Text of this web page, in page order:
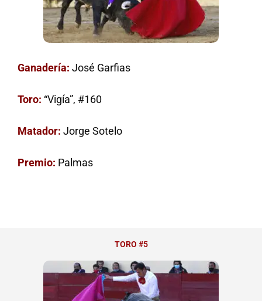
Ganadería: José Garfias
Toro: “Vigía”, #160
Matador: Jorge Sotelo
Premio: Palmas
TORO #5